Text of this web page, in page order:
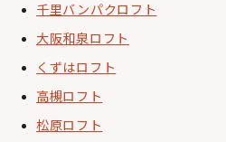
千里バンパクロフト
大阪和泉ロフト
くずはロフト
高槻ロフト
松原ロフト